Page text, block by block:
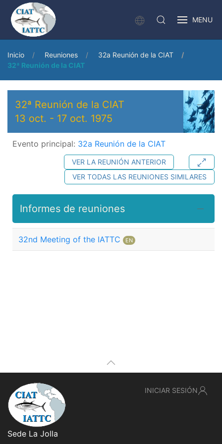
MENU
Inicio Reuniones
32a Reunión de la CIAT
32ª Reunión de la CIAT
32ª Reunión de la CIAT
13 oct. - 17 oct. 1975
Evento principal: 32a Reunión de la CIAT
VER LA REUNIÓN ANTERIOR
VER TODAS LAS REUNIONES SIMILARES
Informes de reuniones
32nd Meeting of the IATTC EN
Sede La Jolla
INICIAR SESIÓN